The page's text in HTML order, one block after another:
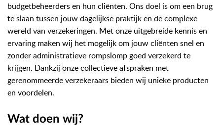
budgetbeheerders en hun cliënten. Ons doel is om een brug
te slaan tussen jouw dagelijkse praktijk en de complexe
wereld van verzekeringen. Met onze uitgebreide kennis en
ervaring maken wij het mogelijk om jouw cliënten snel en
zonder administratieve rompslomp goed verzekerd te
krijgen. Dankzij onze collectieve afspraken met
gerenommeerde verzekeraars bieden wij unieke producten
en voordelen.
Wat doen wij?